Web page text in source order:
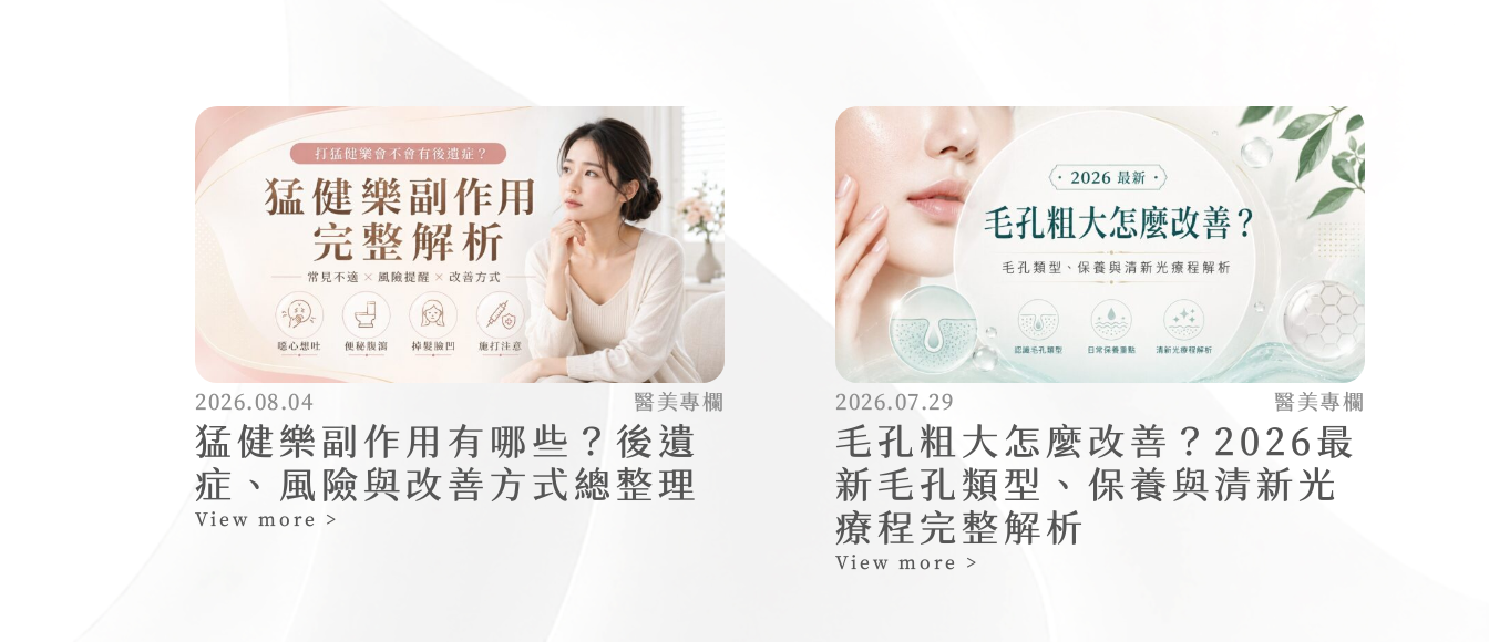
2026.08.04 醫美專欄
猛健樂副作用有哪些？後遺
症、風險與改善方式總整理
View more >
2026.07.29 醫美專欄
毛孔粗大怎麼改善？2026最
新毛孔類型、保養與清新光
療程完整解析
View more >